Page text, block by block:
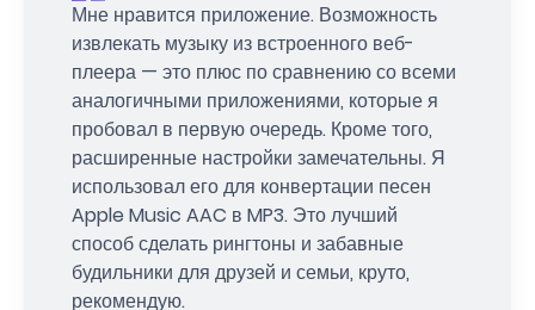
Мне нравится приложение. Возможность
извлекать музыку из встроенного веб-
плеера — это плюс по сравнению со всеми
аналогичными приложениями, которые я
пробовал в первую очередь. Кроме того,
расширенные настройки замечательны. Я
использовал его для конвертации песен
Apple Music AAC в MP3. Это лучший
способ сделать рингтоны и забавные
будильники для друзей и семьи, круто,
рекомендую.